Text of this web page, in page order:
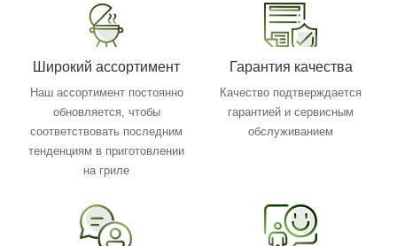
Широкий ассортимент
Наш ассортимент постоянно
обновляется, чтобы
соответствовать последним
тенденциям в приготовлении
на гриле
Гарантия качества
Качество подтверждается
гарантией и сервисным
обслуживанием